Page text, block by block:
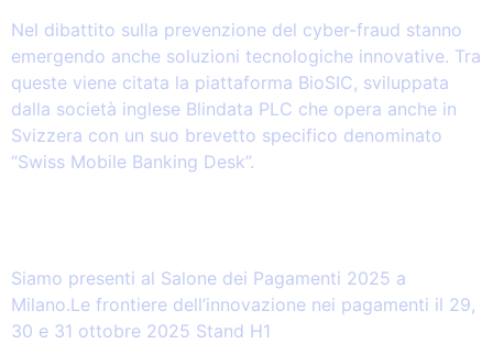
Nel dibattito sulla prevenzione del cyber-fraud stanno
emergendo anche soluzioni tecnologiche innovative. Tra
queste viene citata la piattaforma BioSIC, sviluppata
dalla società inglese Blindata PLC che opera anche in
Svizzera con un suo brevetto specifico denominato
“Swiss Mobile Banking Desk”.
Siamo presenti al Salone dei Pagamenti 2025 a
Milano.Le frontiere dell’innovazione nei pagamenti il 29,
30 e 31 ottobre 2025 Stand H1